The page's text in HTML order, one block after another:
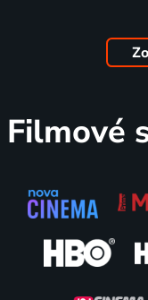
zločin
2013 | Francie, Švýcarsko | Thriller, Drama
65%
Filmové